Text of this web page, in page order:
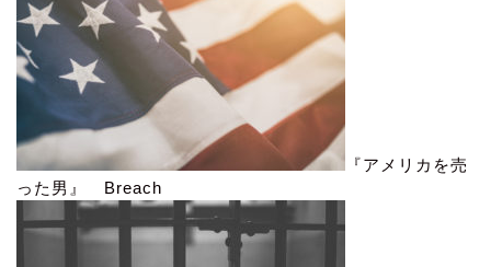
『アメリカを売
った男』 Breach